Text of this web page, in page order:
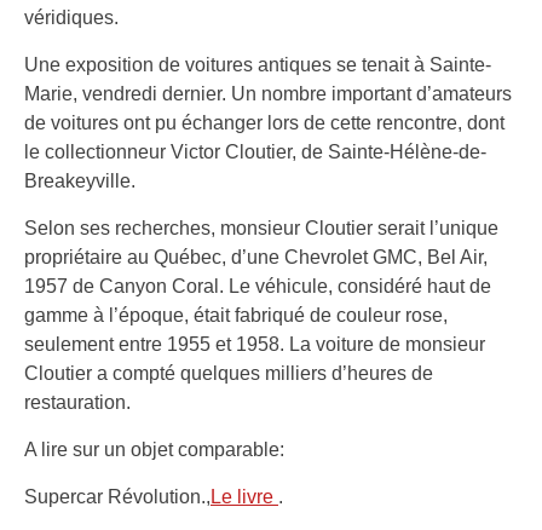
véridiques.
Une exposition de voitures antiques se tenait à Sainte-
Marie, vendredi dernier. Un nombre important d’amateurs
de voitures ont pu échanger lors de cette rencontre, dont
le collectionneur Victor Cloutier, de Sainte-Hélène-de-
Breakeyville.
Selon ses recherches, monsieur Cloutier serait l’unique
propriétaire au Québec, d’une Chevrolet GMC, Bel Air,
1957 de Canyon Coral. Le véhicule, considéré haut de
gamme à l’époque, était fabriqué de couleur rose,
seulement entre 1955 et 1958. La voiture de monsieur
Cloutier a compté quelques milliers d’heures de
restauration.
A lire sur un objet comparable:
Supercar Révolution., Le livre .